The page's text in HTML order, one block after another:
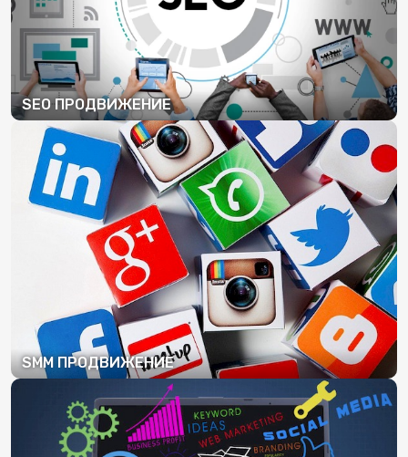
SEO ПРОДВИЖЕНИЕ
ПОДРОБНЕЕ
SMM ПРОДВИЖЕНИЕ
ПОДРОБНЕЕ